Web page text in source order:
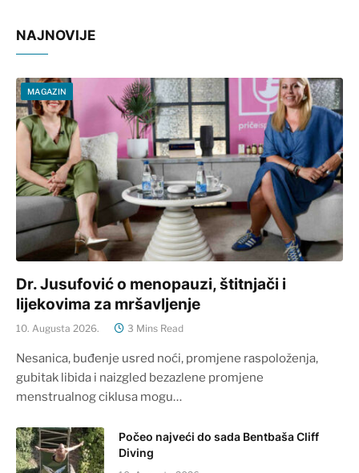
NAJNOVIJE
MAGAZIN
Dr. Jusufović o menopauzi, štitnjači i
lijekovima za mršavljenje
10. Augusta 2026. 3 Mins Read
Nesanica, buđenje usred noći, promjene raspoloženja,
gubitak libida i naizgled bezazlene promjene
menstrualnog ciklusa mogu…
Počeo najveći do sada Bentbaša Cliff
Diving